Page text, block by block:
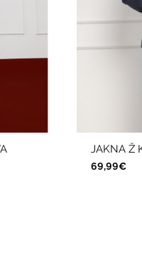
JAKNA Ž
69,99€